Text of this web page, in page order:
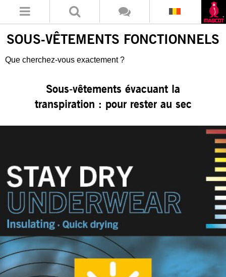
SOUS-VÊTEMENTS FONCTIONNELS
Que cherchez-vous exactement ?
Sous-vêtements évacuant la
transpiration : pour rester au sec